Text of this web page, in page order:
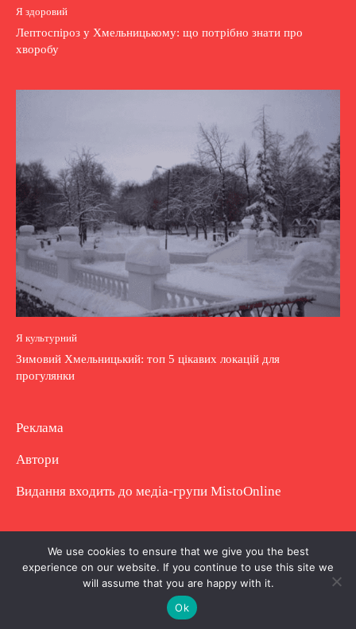
Я здоровий
Лептоспіроз у Хмельницькому: що потрібно знати про
хворобу
Я культурний
Зимовий Хмельницький: топ 5 цікавих локацій для
прогулянки
Реклама
Автори
Видання входить до медіа-групи MistoOnline
Copyright © Повне використання матеріалу
заборонено. Частково можна з гіперпосиланням.
We use cookies to ensure that we give you the best
experience on our website. If you continue to use this site we
will assume that you are happy with it.
Ok